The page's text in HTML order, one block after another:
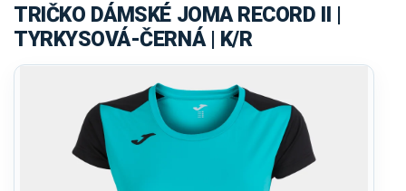
produktu
je
0,0
TRIČKO DÁMSKÉ JOMA RECORD II |
TYRKYSOVÁ-ČERNÁ | K/R